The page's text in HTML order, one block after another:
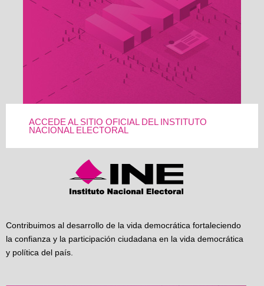
ACCEDE AL SITIO OFICIAL DEL INSTITUTO
NACIONAL ELECTORAL
Contribuimos al desarrollo de la vida democrática fortaleciendo
la confianza y la participación ciudadana en la vida democrática
y política del país.